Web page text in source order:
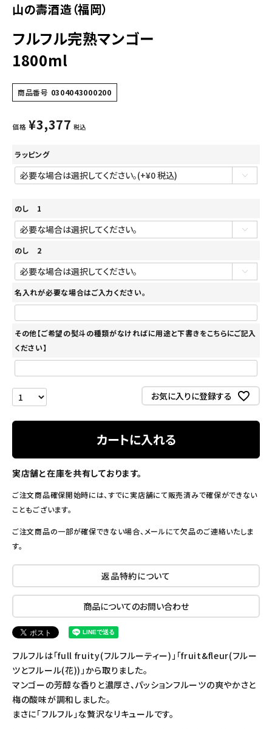
山の壽酒造（福岡）
フルフル完熟マンゴー
1800ml
商品番号 0304043000200
価格 ¥3,377 税込
ラッピング
のし 1
のし 2
名入れが必要な場合はご入力ください。
その他【ご希望の熨斗の種類がなければに用途と下書きをこちらにご記入
ください】
お気に入りに登録する
カートに入れる
実店舗と在庫を共有しております。
ご注文商品確保開始時には、すでに実店舗にて販売済みで確保ができない
こともございます。
ご注文商品の一部が確保できない場合、メールにて欠品のご連絡いたしま
す。
返品特約について
商品についてのお問い合わせ
フルフルは「full fruity(フルフルーティー)」「fruit&fleur(フルー
ツとフルール(花))」から取りました。
マンゴーの芳醇な香りと濃厚さ、パッションフルーツの爽やかさと
梅の酸味が調和しました。
まさに「フルフル」な贅沢なリキュールです。